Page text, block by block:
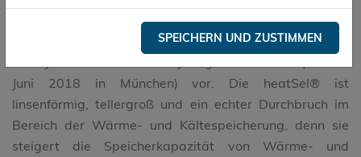
SPEICHERN UND ZUSTIMMEN
heatStixx® & heatStaxx® eine einzigartige Lösung für
die thermische Energiespeicherung in Heiz- und
Juni 2018 in München) vor. Die heatSel® ist
linsenförmig, tellergroß und ein echter Durchbruch im
Bereich der Wärme- und Kältespeicherung, denn sie
steigert die Speicherkapazität von Wärme- und